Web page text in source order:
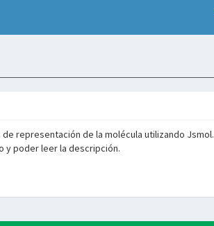
representación de la molécula utilizando Jsmol.
y poder leer la descripción.